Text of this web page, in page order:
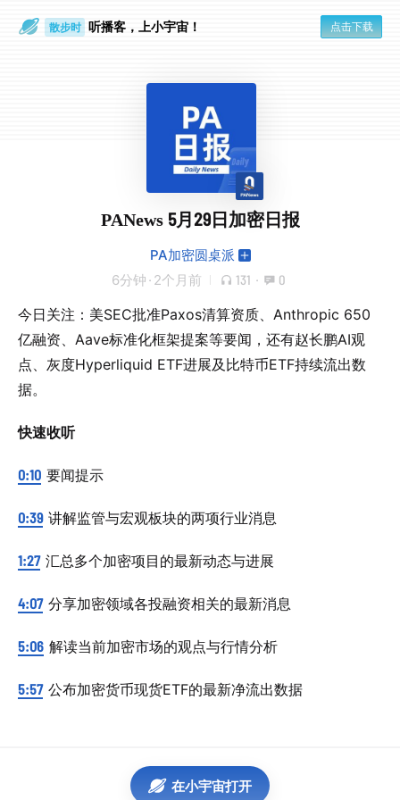
散步时 听播客，上小宇宙！ 点击下载
PANews 5月29日加密日报
PA加密圆桌派
6分钟 · 2个月前 131 · 0
今日关注：美SEC批准Paxos清算资质、Anthropic 650
亿融资、Aave标准化框架提案等要闻，还有赵长鹏AI观
点、灰度Hyperliquid ETF进展及比特币ETF持续流出数
据。
快速收听
0:10 要闻提示
0:39 讲解监管与宏观板块的两项行业消息
1:27 汇总多个加密项目的最新动态与进展
4:07 分享加密领域各投融资相关的最新消息
5:06 解读当前加密市场的观点与行情分析
5:57 公布加密货币现货ETF的最新净流出数据
在小宇宙打开